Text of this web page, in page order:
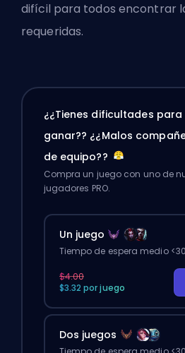
difícil para todos encontrar
requeridas.
¿¿Tienes dificultades para
ganar?? ¿¿Malos
de equipo??
Compra un juego con uno de
jugadores PRO.
Un juego
Tiempo de espera medio
$4.00
$3.32 por juego
Dos juegos